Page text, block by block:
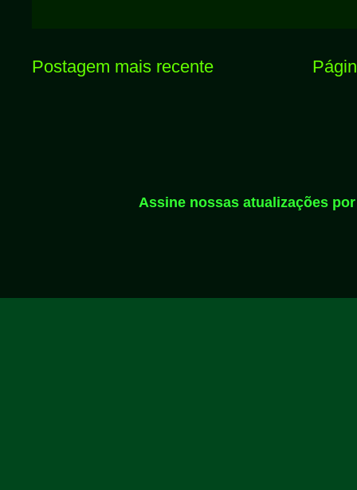
Postagem mais recente
Assine nossas atualizações